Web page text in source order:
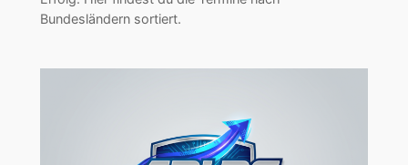
Bundesländern sortiert.